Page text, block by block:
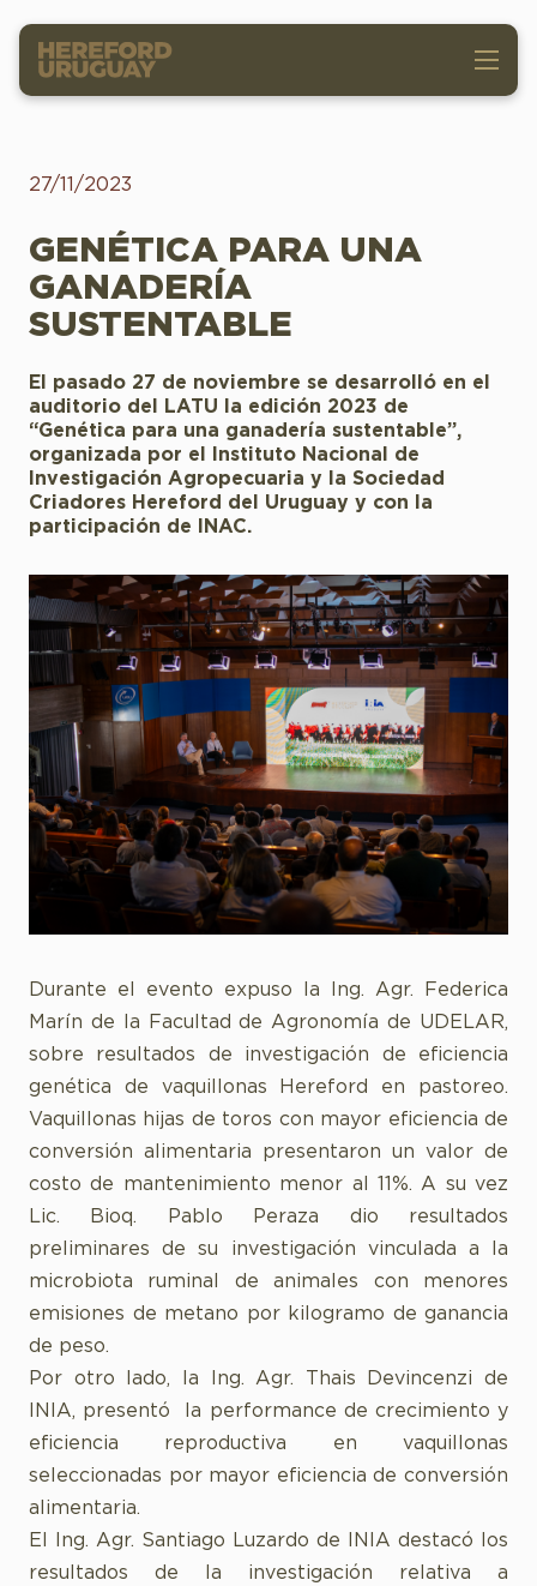
27/11/2023
GENÉTICA PARA UNA
GANADERÍA
SUSTENTABLE
El pasado 27 de noviembre se desarrolló en el
auditorio del LATU la edición 2023 de
“Genética para una ganadería sustentable”,
organizada por el Instituto Nacional de
Investigación Agropecuaria y la Sociedad
Criadores Hereford del Uruguay y con la
participación de INAC.
Durante el evento expuso la Ing. Agr. Federica
Marín de la Facultad de Agronomía de UDELAR,
sobre resultados de investigación de eficiencia
genética de vaquillonas Hereford en pastoreo.
Vaquillonas hijas de toros con mayor eficiencia de
conversión alimentaria presentaron un valor de
costo de mantenimiento menor al 11%. A su vez
Lic. Bioq. Pablo Peraza dio resultados
preliminares de su investigación vinculada a la
microbiota ruminal de animales con menores
emisiones de metano por kilogramo de ganancia
de peso.
Por otro lado, la Ing. Agr. Thais Devincenzi de
INIA, presentó la performance de crecimiento y
eficiencia reproductiva en vaquillonas
seleccionadas por mayor eficiencia de conversión
alimentaria.
El Ing. Agr. Santiago Luzardo de INIA destacó los
resultados de la investigación relativa a